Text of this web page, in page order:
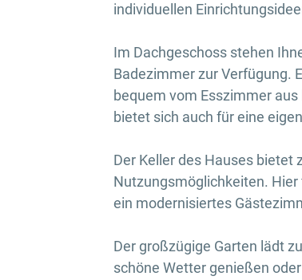
individuellen
Im Dachgeschoss stehen
Badezimmer zur Verfügung.
bequem vom Esszimmer
bietet sich auch für eine
Der Keller des Hauses bietet
Nutzungsmöglichkeiten.
ein modernisiertes
Der großzügige Garten lädt
schöne Wetter genießen